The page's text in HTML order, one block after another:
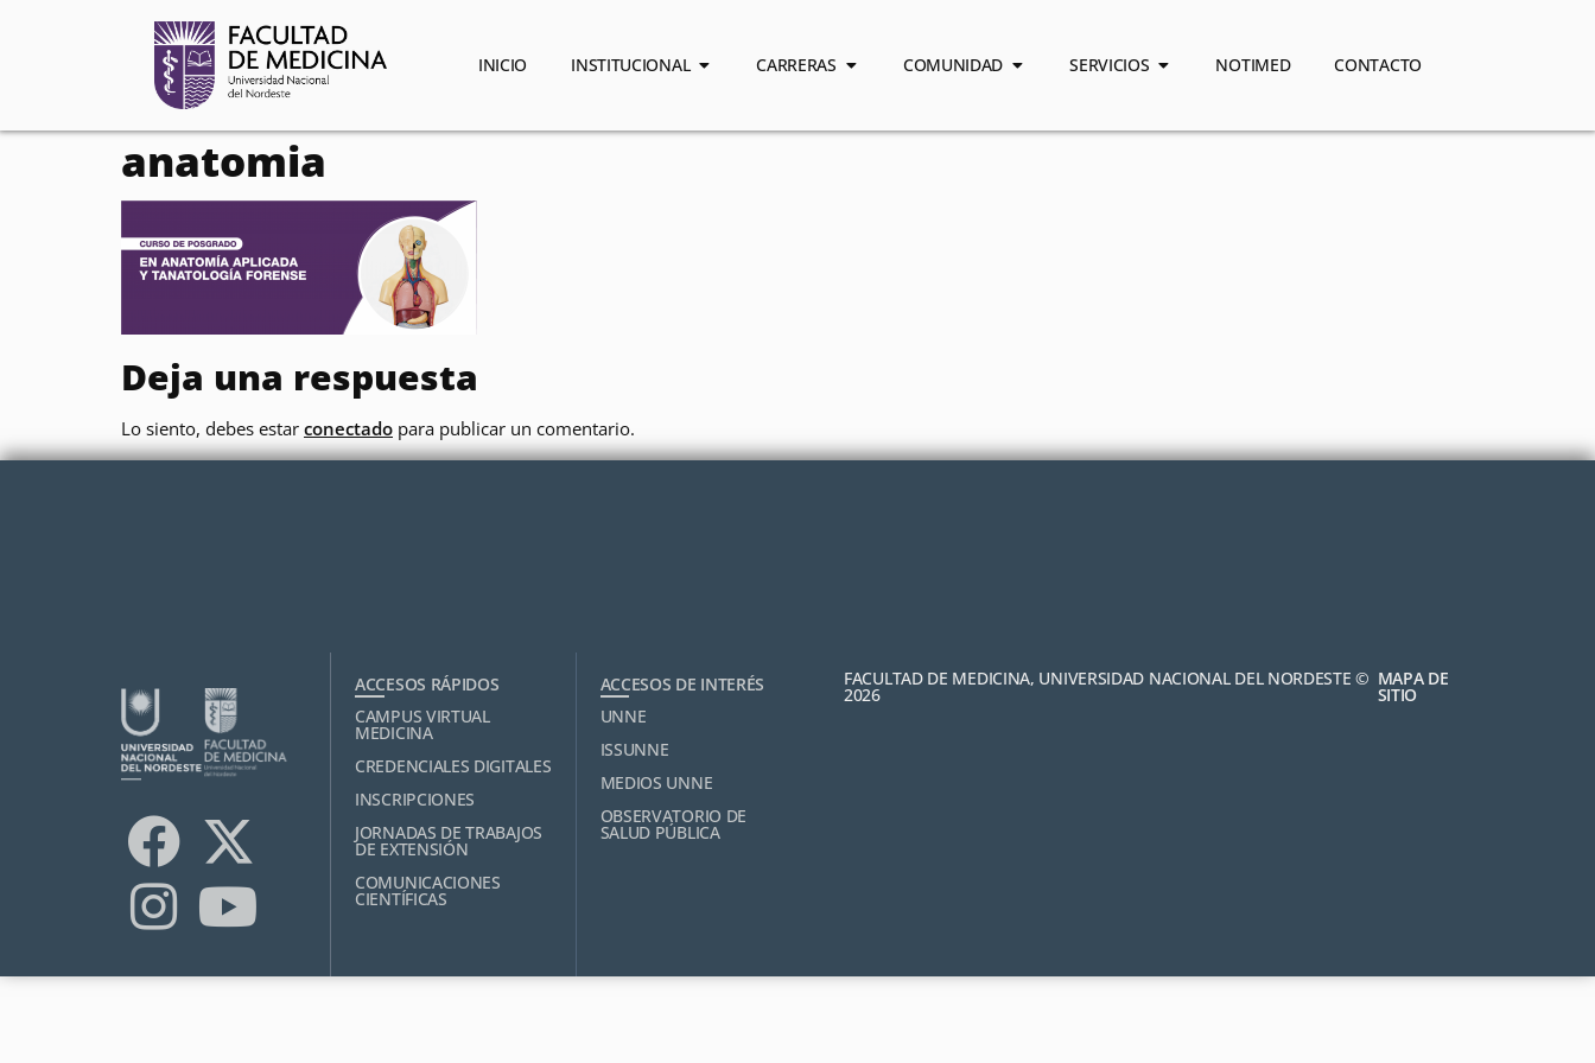
INICIO INSTITUCIONAL CARRERAS COMUNIDAD SERVICIOS NOTIMED CONTACTO
anatomia
Deja una respuesta
Lo siento, debes estar conectado para publicar un comentario.
ACCESOS RÁPIDOS
CAMPUS VIRTUAL
MEDICINA
CREDENCIALES DIGITALES
INSCRIPCIONES
JORNADAS DE TRABAJOS
DE EXTENSIÓN
COMUNICACIONES
CIENTÍFICAS
ACCESOS DE INTERÉS
UNNE
ISSUNNE
MEDIOS UNNE
OBSERVATORIO DE
SALUD PÚBLICA
FACULTAD DE MEDICINA, UNIVERSIDAD NACIONAL DEL NORDESTE ©
2026
MAPA DE
SITIO